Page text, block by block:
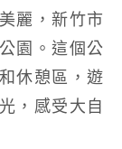
麗，新竹市
園。這個公
休憩區，遊
，感受大自